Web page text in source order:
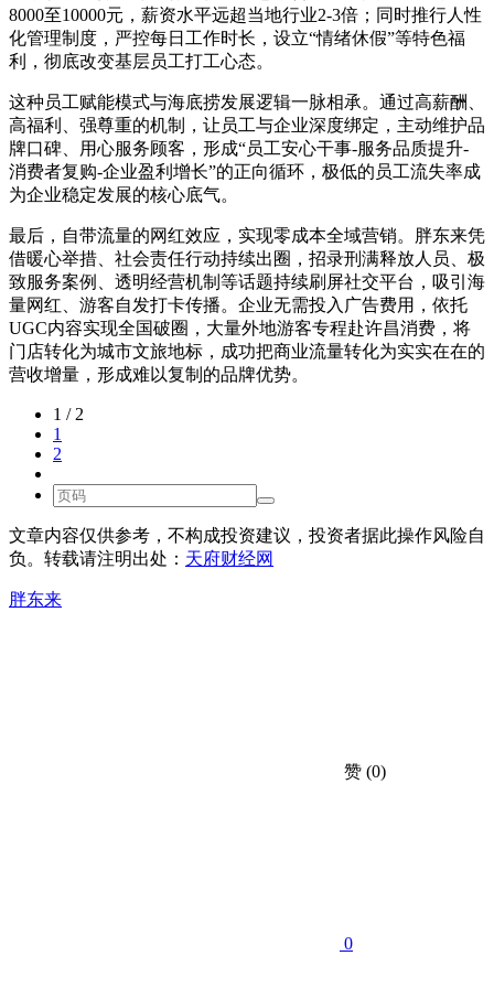
8000至10000元，薪资水平远超当地行业2-3倍；同时推行人性
化管理制度，严控每日工作时长，设立“情绪休假”等特色福
利，彻底改变基层员工打工心态。
这种员工赋能模式与海底捞发展逻辑一脉相承。通过高薪酬、
高福利、强尊重的机制，让员工与企业深度绑定，主动维护品
牌口碑、用心服务顾客，形成“员工安心干事-服务品质提升-
消费者复购-企业盈利增长”的正向循环，极低的员工流失率成
为企业稳定发展的核心底气。
最后，自带流量的网红效应，实现零成本全域营销。胖东来凭
借暖心举措、社会责任行动持续出圈，招录刑满释放人员、极
致服务案例、透明经营机制等话题持续刷屏社交平台，吸引海
量网红、游客自发打卡传播。企业无需投入广告费用，依托
UGC内容实现全国破圈，大量外地游客专程赴许昌消费，将
门店转化为城市文旅地标，成功把商业流量转化为实实在在的
营收增量，形成难以复制的品牌优势。
1 / 2
1
2
文章内容仅供参考，不构成投资建议，投资者据此操作风险自
负。转载请注明出处： 天府财经网
胖东来
赞 (0)
0